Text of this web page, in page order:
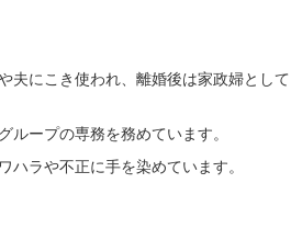
夫にこき使われ、離婚後は家政婦として
ープの専務を務めています。
ラや不正に手を染めています​​。